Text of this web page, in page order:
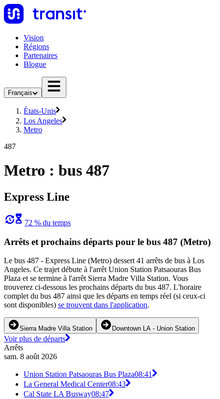
Vision
Régions
Partenaires
Blogue
Français
États-Unis
Los Angeles
Metro
487
Metro : bus 487
Express Line
72 % du temps
Arrêts et prochains départs pour le bus 487 (Metro)
Le bus 487 - Express Line (Metro) dessert 41 arrêts de bus à Los
Angeles. Ce trajet débute à l'arrêt Union Station Patsaouras Bus
Plaza et se termine à l'arrêt Sierra Madre Villa Station. Vous
trouverez ci-dessous les prochains départs du bus 487. L'horaire
complet du bus 487 ainsi que les départs en temps réel (si ceux-ci
sont disponibles) se trouvent dans l'application.
Sierra Madre Villa Station Downtown LA - Union Station
Voir plus de départs
Arrêts
sam. 8 août 2026
Union Station Patsaouras Bus Plaza08:41
La General Medical Center08:43
Cal State LA Busway08:47